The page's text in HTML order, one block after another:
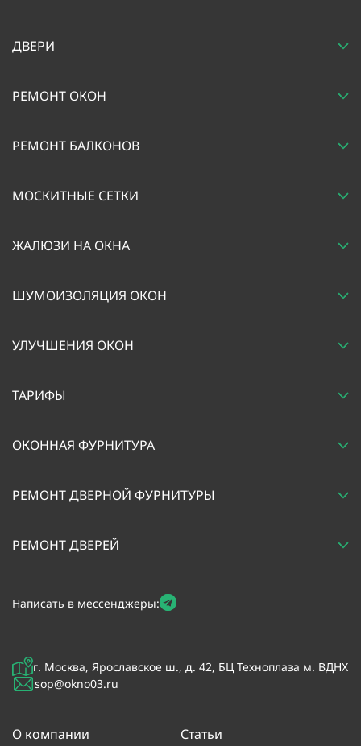
г. Москва, Ярославское ш., д. 42, БЦ Техноплаза м. ВДНХ
sop@okno03.ru
О компании Статьи
Написать в мессенджеры:
ДВЕРИ
РЕМОНТ ОКОН
РЕМОНТ БАЛКОНОВ
МОСКИТНЫЕ СЕТКИ
ЖАЛЮЗИ НА ОКНА
ШУМОИЗОЛЯЦИЯ ОКОН
УЛУЧШЕНИЯ ОКОН
ТАРИФЫ
ОКОННАЯ ФУРНИТУРА
РЕМОНТ ДВЕРНОЙ ФУРНИТУРЫ
РЕМОНТ ДВЕРЕЙ